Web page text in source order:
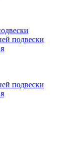
подвески
подвески